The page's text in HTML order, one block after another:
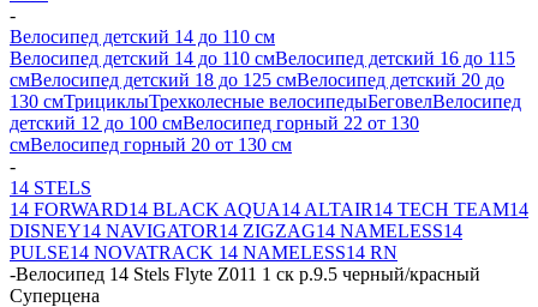
-
Велосипед детский 14 до 110 см
Велосипед детский 14 до 110 смВелосипед детский 16 до 115
смВелосипед детский 18 до 125 смВелосипед детский 20 до
130 смТрициклыТрехколесные велосипедыБеговелВелосипед
детский 12 до 100 смВелосипед горный 22 от 130
смВелосипед горный 20 от 130 см
-
14 STELS
14 FORWARD14 BLACK AQUA14 ALTAIR14 TECH TEAM14
DISNEY14 NAVIGATOR14 ZIGZAG14 NAMELESS14
PULSE14 NOVATRACK 14 NAMELESS14 RN
-Велосипед 14 Stels Flyte Z011 1 ск р.9.5 черный/красный
Суперцена